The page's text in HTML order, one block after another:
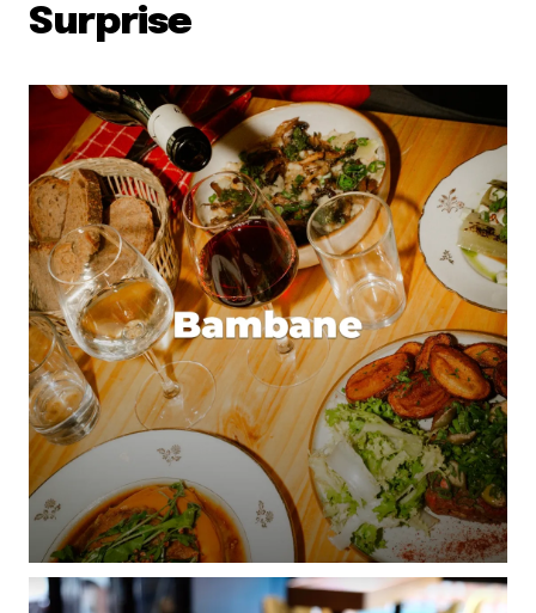
Surprise